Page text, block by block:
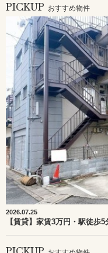
PICKUP おすすめ物件
2026.07.25
【賃貸】家賃3万円・駅徒歩